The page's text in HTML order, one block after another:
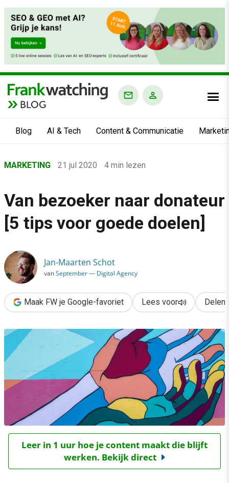
BLOG
Blog AI & Tech Content & Communicatie
›
›
Marketing
Van bezoeker naar donateur [5 tips voor goede doelen]
MARKETING 21 jul 2020 4 min lezen
Van bezoeker naar donateur
[5 tips voor goede doelen]
Jan-Maarten Schot
vanSeptember — Digital Agency
Maak FW je Google-favoriet Lees voor Delen
Leer in 1 uur hoe je content maakt die blijft
werken. Bekijk direct